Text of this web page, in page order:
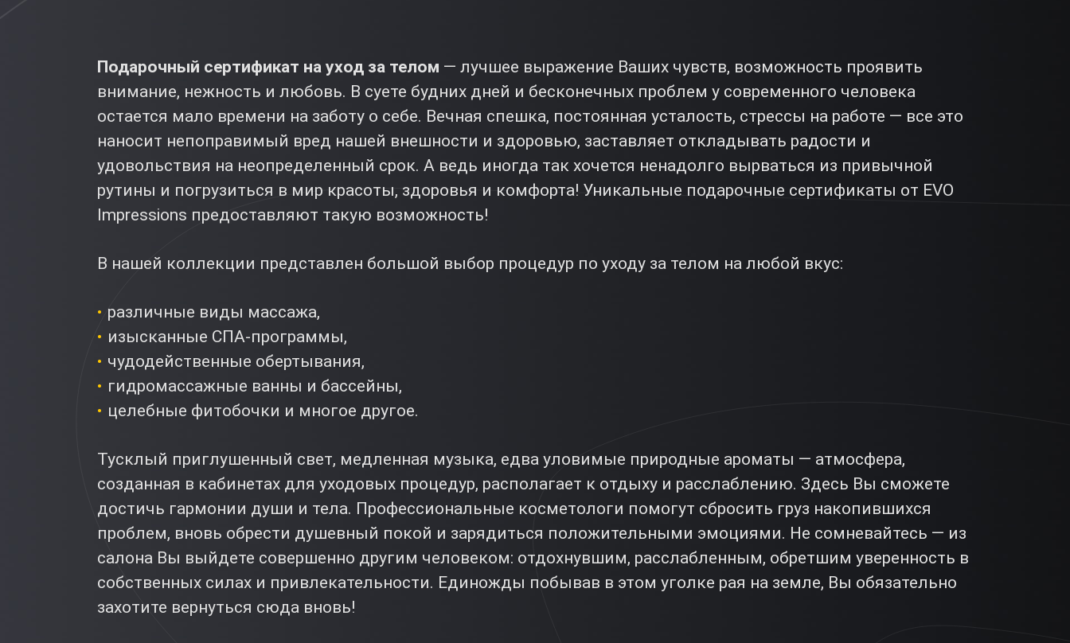
Подарочный сертификат на уход за телом — лучшее выражение Ваших чувств, возможность проявить
внимание, нежность и любовь. В суете будних дней и бесконечных проблем у современного человека
остается мало времени на заботу о себе. Вечная спешка, постоянная усталость, стрессы на работе — все это
наносит непоправимый вред нашей внешности и здоровью, заставляет откладывать радости и
удовольствия на неопределенный срок. А ведь иногда так хочется ненадолго вырваться из привычной
рутины и погрузиться в мир красоты, здоровья и комфорта! Уникальные подарочные сертификаты от EVO
Impressions предоставляют такую возможность!
В нашей коллекции представлен большой выбор процедур по уходу за телом на любой вкус:
различные виды массажа,
изысканные СПА-программы,
чудодейственные обертывания,
гидромассажные ванны и бассейны,
целебные фитобочки и многое другое.
Тусклый приглушенный свет, медленная музыка, едва уловимые природные ароматы — атмосфера,
созданная в кабинетах для уходовых процедур, располагает к отдыху и расслаблению. Здесь Вы сможете
достичь гармонии души и тела. Профессиональные косметологи помогут сбросить груз накопившихся
проблем, вновь обрести душевный покой и зарядиться положительными эмоциями. Не сомневайтесь — из
салона Вы выйдете совершенно другим человеком: отдохнувшим, расслабленным, обретшим уверенность в
собственных силах и привлекательности. Единожды побывав в этом уголке рая на земле, Вы обязательно
захотите вернуться сюда вновь!